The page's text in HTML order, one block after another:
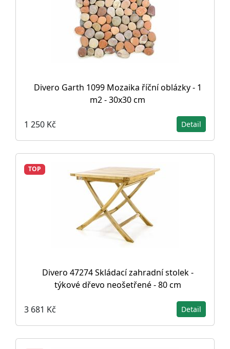
Divero Garth 1099 Mozaika říční oblázky - 1
m2 - 30x30 cm
1 250 Kč Detail
TOP
Divero 47274 Skládací zahradní stolek -
týkové dřevo neošetřené - 80 cm
3 681 Kč Detail